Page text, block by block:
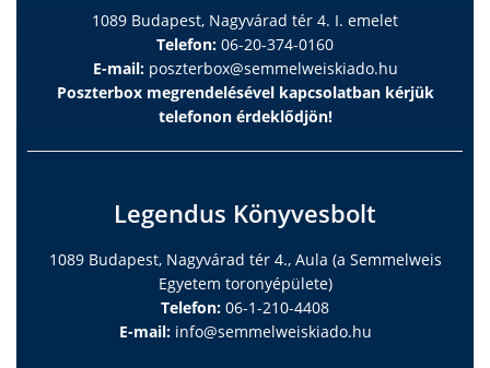
1089 Budapest, Nagyvárad tér 4. I. emelet
Telefon: 06-20-374-0160
E-mail: poszterbox@semmelweiskiado.hu
Poszterbox megrendelésével kapcsolatban kérjük
telefonon érdeklődjön!
Legendus Könyvesbolt
1089 Budapest, Nagyvárad tér 4., Aula (a Semmelweis
Egyetem toronyépülete)
Telefon: 06-1-210-4408
E-mail: info@semmelweiskiado.hu